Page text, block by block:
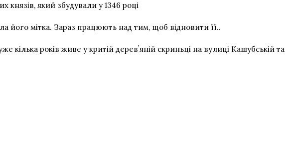
князів, який збудували у 1346 році
його мітка. Зараз працюють над тим, щоб відновити її..
кілька років живе у критій деревʼяній скриньці на вулиці Кашубській та